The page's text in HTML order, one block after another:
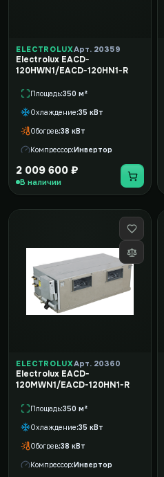
ELECTROLUXАрт. 20359
Electrolux EACD-
120HWN1/EACD-120HN1-R
Площадь 350 м²
Охлаждение 35 кВт
Обогрев 38 кВт
Компрессор Инвертор
2 009 600 ₽
В наличии
ELECTROLUXАрт. 20360
Electrolux EACD-
120MWN1/EACD-120HN1-R
Площадь 350 м²
Охлаждение 35 кВт
Обогрев 38 кВт
Компрессор Инвертор